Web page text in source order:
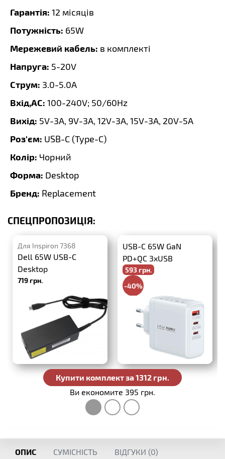
Гарантія: 12 місяців
Потужність: 65W
Мережевий кабель: в комплекті
Напруга: 5-20V
Струм: 3.0-5.0A
Вхід,AC: 100-240V; 50/60Hz
Вихід: 5V-3A, 9V-3A, 12V-3A, 15V-3A, 20V-5A
Роз'єм: USB-C (Type-C)
Колір: Чорний
Форма: Desktop
Бренд: Replacement
СПЕЦПРОПОЗИЦІЯ:
Для Inspiron 7368
Dell 65W USB-C
Desktop
719 грн.
USB-C 65W GaN
PD+QC 3xUSB
593 грн.
-40%
988 грн.
Купити комплект за 1312 грн.
Ви економите 395 грн.
ОПИС СУМІСНІСТЬ ВІДГУКИ (0)